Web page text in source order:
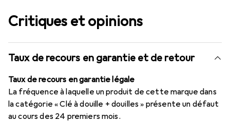
Critiques et opinions
Taux de recours en garantie et de retour
Taux de recours en garantie légale
La fréquence à laquelle un produit de cette marque dans
la catégorie « Clé à douille + douilles » présente un défaut
au cours des 24 premiers mois.